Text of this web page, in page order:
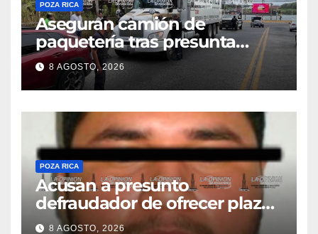
POZA RICA
Aseguran camión de
paquetería tras presunta
captura de una iguana en
Tuxpan
8 AGOSTO, 2026
POZA RICA
Acusan a presunto
defraudador de ofrecer plazas
de maestros
8 AGOSTO, 2026